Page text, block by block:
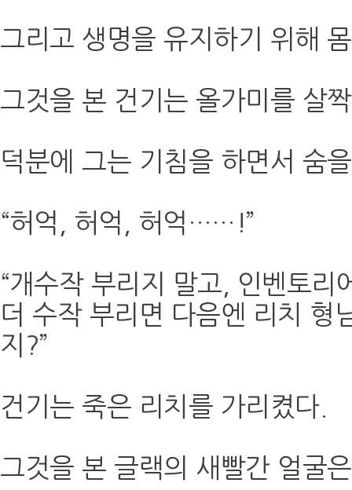
그리고 생명을 유지하기 위해
그것을 본 건기는 올가미를 살
덕분에 그는 기침을 하면서 숨
“허억, 허억, 허억……!”
“개수작 부리지 말고, 인벤토리
더 수작 부리면 다음엔 리치 형
지?”
건기는 죽은 리치를 가리켰다.
그것을 본 글랙의 새빨간 얼굴